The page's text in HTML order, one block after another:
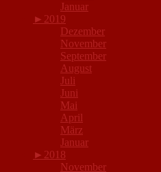
Januar
► 2019
Dezember
November
September
August
Juli
Juni
Mai
April
März
Januar
► 2018
November